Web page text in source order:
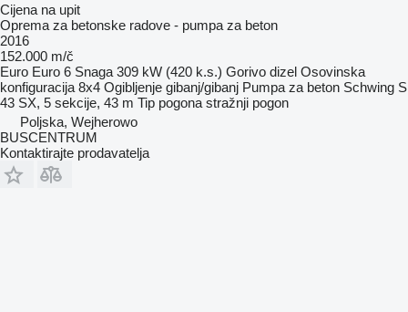
Cijena na upit
Oprema za betonske radove - pumpa za beton
2016
152.000 m/č
Euro Euro 6 Snaga 309 kW (420 k.s.) Gorivo dizel Osovinska
konfiguracija 8x4 Ogibljenje gibanj/gibanj Pumpa za beton Schwing S
43 SX, 5 sekcije, 43 m Tip pogona stražnji pogon
Poljska, Wejherowo
BUSCENTRUM
Kontaktirajte prodavatelja